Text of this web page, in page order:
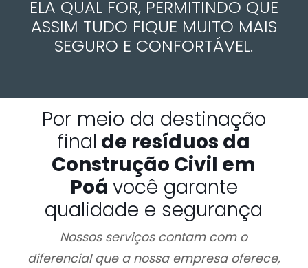
ELA QUAL FOR, PERMITINDO QUE
ASSIM TUDO FIQUE MUITO MAIS
SEGURO E CONFORTÁVEL.
Por meio da destinação
final de resíduos da
Construção Civil em
Poá você garante
qualidade e segurança
Nossos serviços contam com o
diferencial que a nossa empresa oferece,